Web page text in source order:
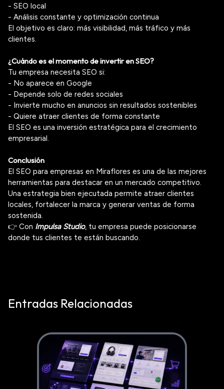
- SEO local
- Análisis constante y optimización continua
El objetivo es claro: más visibilidad, más tráfico y más
clientes.
¿Cuándo es el momento de invertir en SEO?
Tu empresa necesita SEO si:
- No aparece en Google
- Depende solo de redes sociales
- Invierte mucho en anuncios sin resultados sostenibles
- Quiere atraer clientes de forma constante
El SEO es una inversión estratégica para el crecimiento
empresarial.
Conclusión
El SEO para empresas en Miraflores es una de las mejores
herramientas para destacar en un mercado competitivo.
Una estrategia bien ejecutada permite atraer clientes
locales, fortalecer la marca y generar ventas de forma
sostenida.
👉 Con Impulsa Studio, tu empresa puede posicionarse
donde tus clientes te están buscando.
Entradas Relacionadas